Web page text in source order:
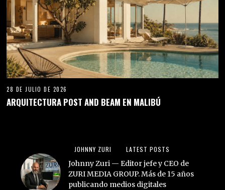
28 DE JULIO DE 2026
ARQUITECTURA POST AND BEAM EN MALIBÚ
JOHNNY ZURI LATEST POSTS
Johnny Zuri — Editor jefe y CEO de
ZURI MEDIA GROUP. Más de 15 años
publicando medios digitales